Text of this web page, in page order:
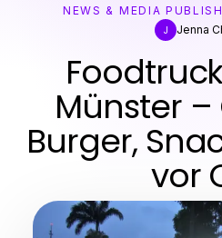
NEWS & MEDIA
J
Jenna
Münster
Burger,
vor